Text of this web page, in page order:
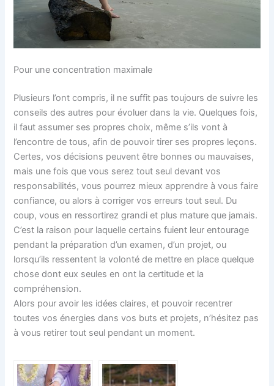
Pour une concentration maximale
Plusieurs l’ont compris, il ne suffit pas toujours de suivre les
conseils des autres pour évoluer dans la vie. Quelques fois,
il faut assumer ses propres choix, même s’ils vont à
l’encontre de tous, afin de pouvoir tirer ses propres leçons.
Certes, vos décisions peuvent être bonnes ou mauvaises,
mais une fois que vous serez tout seul devant vos
responsabilités, vous pourrez mieux apprendre à vous faire
confiance, ou alors à corriger vos erreurs tout seul. Du
coup, vous en ressortirez grandi et plus mature que jamais.
C’est la raison pour laquelle certains fuient leur entourage
pendant la préparation d’un examen, d’un projet, ou
lorsqu’ils ressentent la volonté de mettre en place quelque
chose dont eux seules en ont la certitude et la
compréhension.
Alors pour avoir les idées claires, et pouvoir recentrer
toutes vos énergies dans vos buts et projets, n’hésitez pas
à vous retirer tout seul pendant un moment.